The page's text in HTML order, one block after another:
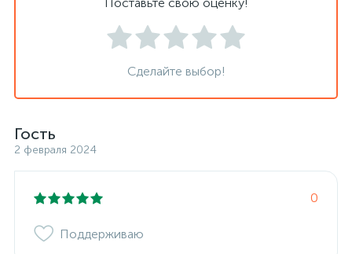
Сделайте выбор!
Гость
2 февраля 2024
0
Поддерживаю